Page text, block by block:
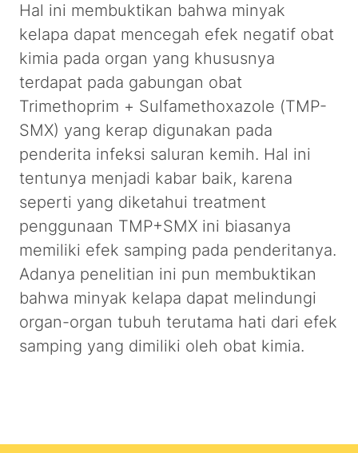
Hal ini membuktikan bahwa minyak
kelapa dapat mencegah efek negatif obat
kimia pada organ yang khususnya
terdapat pada gabungan obat
Trimethoprim + Sulfamethoxazole (TMP-
SMX) yang kerap digunakan pada
penderita infeksi saluran kemih. Hal ini
tentunya menjadi kabar baik, karena
seperti yang diketahui treatment
penggunaan TMP+SMX ini biasanya
memiliki efek samping pada penderitanya.
Adanya penelitian ini pun membuktikan
bahwa minyak kelapa dapat melindungi
organ-organ tubuh terutama hati dari efek
samping yang dimiliki oleh obat kimia.